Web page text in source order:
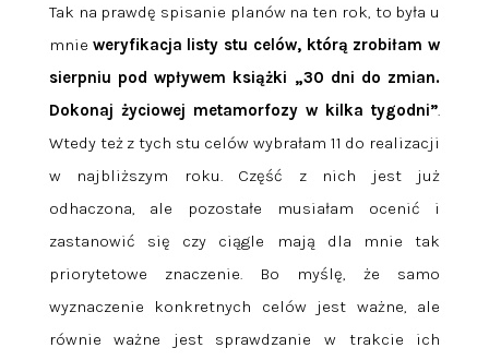
Tak na prawdę spisanie planów na ten rok, to była u
mnie weryfikacja listy stu celów, którą zrobiłam w
sierpniu pod wpływem książki „30 dni do zmian.
Dokonaj życiowej metamorfozy w kilka tygodni”.
Wtedy też z tych stu celów wybrałam 11 do realizacji
w najbliższym roku. Część z nich jest już
odhaczona, ale pozostałe musiałam ocenić i
zastanowić się czy ciągle mają dla mnie tak
priorytetowe znaczenie. Bo myślę, że samo
wyznaczenie konkretnych celów jest ważne, ale
równie ważne jest sprawdzanie w trakcie ich